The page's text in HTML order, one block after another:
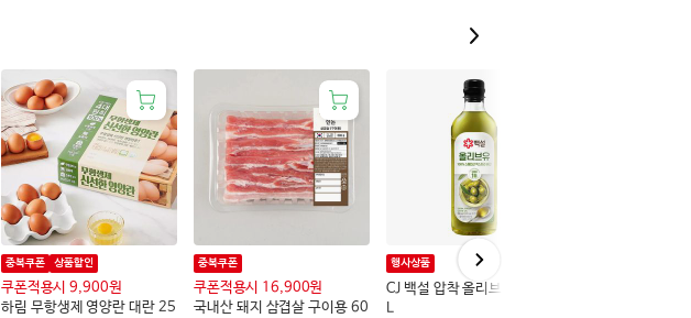
하림 무항생제 영양란 대란 25
중복쿠폰 상품할인
쿠폰적용시 9,900원
국내산 돼지 삼겹살 구이용 60
중복쿠폰
쿠폰적용시 16,900원
CJ 백설 압착 올리브유 900M
L
행사상품